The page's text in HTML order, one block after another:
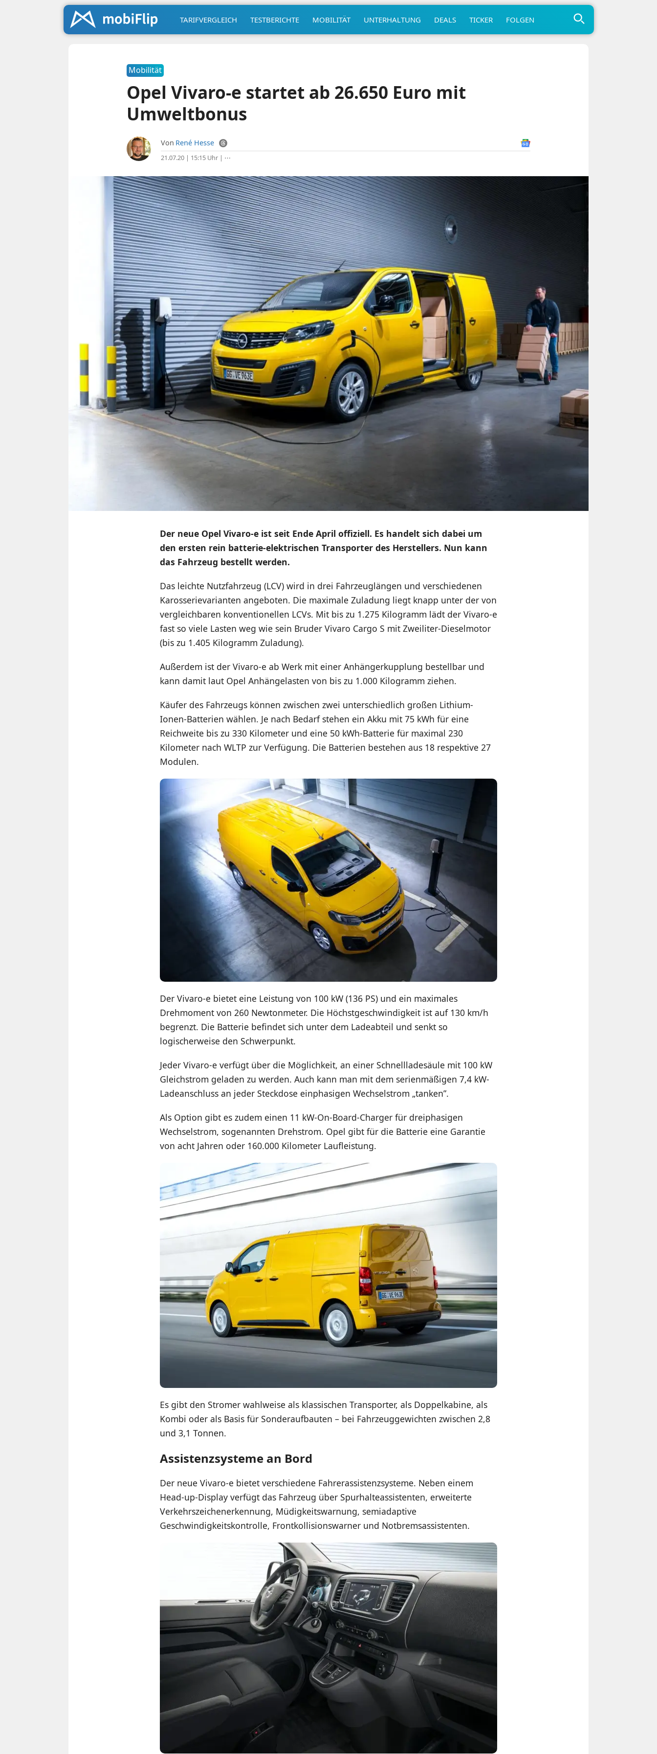
TARIFVERGLEICH TESTBERICHTE MOBILITÄT UNTERHALTUNG DEALS TICKER FOLGEN
Mobilität
Opel Vivaro-e startet ab 26.650 Euro mit
Umweltbonus
Von René Hesse
21.07.20 | 15:15 Uhr| ⋯
Der neue Opel Vivaro-e ist seit Ende April offiziell. Es handelt sich dabei um
den ersten rein batterie-elektrischen Transporter des Herstellers. Nun kann
das Fahrzeug bestellt werden.
Das leichte Nutzfahrzeug (LCV) wird in drei Fahrzeuglängen und verschiedenen
Karosserievarianten angeboten. Die maximale Zuladung liegt knapp unter der von
vergleichbaren konventionellen LCVs. Mit bis zu 1.275 Kilogramm lädt der Vivaro-e
fast so viele Lasten weg wie sein Bruder Vivaro Cargo S mit Zweiliter-Dieselmotor
(bis zu 1.405 Kilogramm Zuladung).
Außerdem ist der Vivaro-e ab Werk mit einer Anhängerkupplung bestellbar und
kann damit laut Opel Anhängelasten von bis zu 1.000 Kilogramm ziehen.
Käufer des Fahrzeugs können zwischen zwei unterschiedlich großen Lithium-
Ionen-Batterien wählen. Je nach Bedarf stehen ein Akku mit 75 kWh für eine
Reichweite bis zu 330 Kilometer und eine 50 kWh-Batterie für maximal 230
Kilometer nach WLTP zur Verfügung. Die Batterien bestehen aus 18 respektive 27
Modulen.
Der Vivaro-e bietet eine Leistung von 100 kW (136 PS) und ein maximales
Drehmoment von 260 Newtonmeter. Die Höchstgeschwindigkeit ist auf 130 km/h
begrenzt. Die Batterie befindet sich unter dem Ladeabteil und senkt so
logischerweise den Schwerpunkt.
Jeder Vivaro-e verfügt über die Möglichkeit, an einer Schnellladesäule mit 100 kW
Gleichstrom geladen zu werden. Auch kann man mit dem serienmäßigen 7,4 kW-
Ladeanschluss an jeder Steckdose einphasigen Wechselstrom „tanken”.
Als Option gibt es zudem einen 11 kW-On-Board-Charger für dreiphasigen
Wechselstrom, sogenannten Drehstrom. Opel gibt für die Batterie eine Garantie
von acht Jahren oder 160.000 Kilometer Laufleistung.
Es gibt den Stromer wahlweise als klassischen Transporter, als Doppelkabine, als
Kombi oder als Basis für Sonderaufbauten – bei Fahrzeuggewichten zwischen 2,8
und 3,1 Tonnen.
Assistenzsysteme an Bord
Der neue Vivaro-e bietet verschiedene Fahrerassistenzsysteme. Neben einem
Head-up-Display verfügt das Fahrzeug über Spurhalteassistenten, erweiterte
Verkehrszeichenerkennung, Müdigkeitswarnung, semiadaptive
Geschwindigkeitskontrolle, Frontkollisionswarner und Notbremsassistenten.